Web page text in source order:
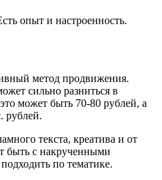
опыт и настроенность.
метод продвижения.
сильно разниться в
может быть 70-80 рублей, а
рублей.
текста, креатива и от
быть с накрученными
по тематике.